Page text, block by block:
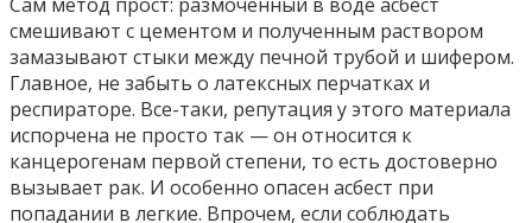
смешивают с цементом и полученным раствором
замазывают стыки между печной трубой и шифером.
Главное, не забыть о латексных перчатках и
респираторе. Все-таки, репутация у этого материала
испорчена не просто так — он относится к
канцерогенам первой степени, то есть достоверно
вызывает рак. И особенно опасен асбест при
попадании в легкие. Впрочем, если соблюдать